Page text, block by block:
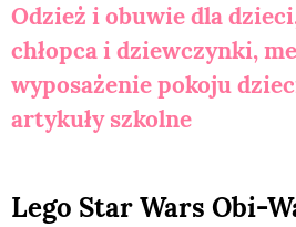
Odzież i obuwie dla
chłopca i dziewczynki,
wyposażenie pokoju
artykuły szkolne
Lego Star Wars Obi-